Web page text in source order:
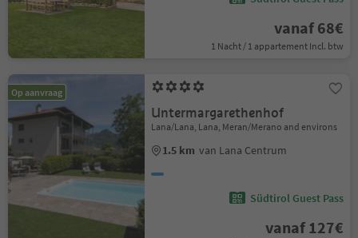
vanaf 68€
1 Nacht / 1 appartement Incl. btw
Op aanvraag
Untermargarethenhof
Lana/Lana, Lana, Meran/Merano and environs
1.5 km van Lana Centrum
Südtirol Guest Pass
vanaf 127€